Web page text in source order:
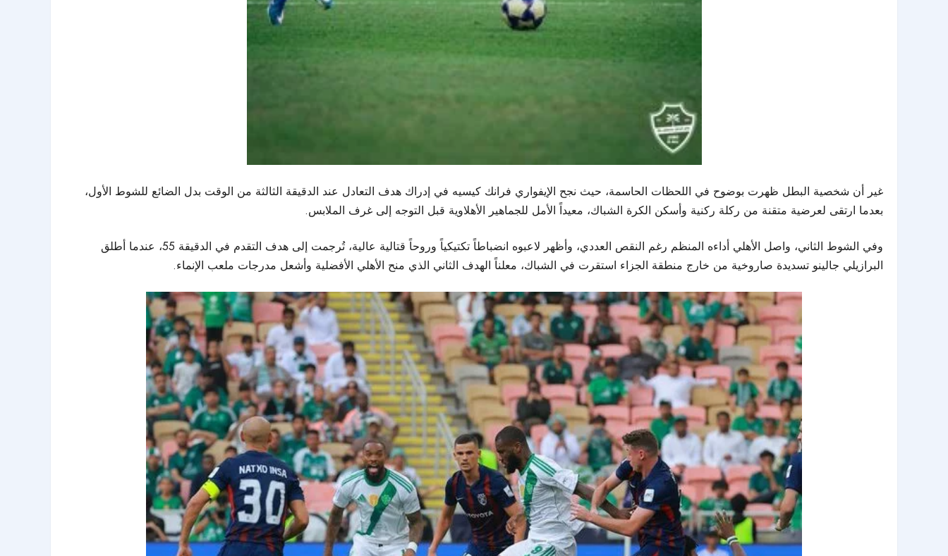
غير أن شخصية البطل ظهرت بوضوح في اللحظات الحاسمة، حيث نجح الإيفواري فرانك كيسيه في إدراك هدف التعادل عند الدقيقة الثالثة من الوقت بدل الضائع للشوط الأول،
بعدما ارتقى لعرضية متقنة من ركلة ركنية وأسكن الكرة الشباك، معيداً الأمل للجماهير الأهلاوية قبل التوجه إلى غرف الملابس.
وفي الشوط الثاني، واصل الأهلي أداءه المنظم رغم النقص العددي، وأظهر لاعبوه انضباطاً تكتيكياً وروحاً قتالية عالية، تُرجمت إلى هدف التقدم في الدقيقة 55، عندما أطلق
البرازيلي جالينو تسديدة صاروخية من خارج منطقة الجزاء استقرت في الشباك، معلناً الهدف الثاني الذي منح الأهلي الأفضلية وأشعل مدرجات ملعب الإنماء.